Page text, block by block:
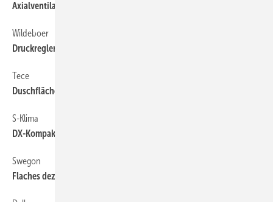
Axialventilatoren mit aerodynamisch optimierten Flügeln
Wildeboer
Druckregler in 39 Nenngrößen bis 36.000 m
Tece
Duschflächen aus Mineralguss
S-Klima
DX-Kompakt-Lüftungsgeräte
Swegon
Flaches dezentrales Lüftungsgerät bis 1050 m